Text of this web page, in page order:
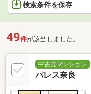
検索条件を保存
49件が該当しました。
中古売マンション
パレス奈良